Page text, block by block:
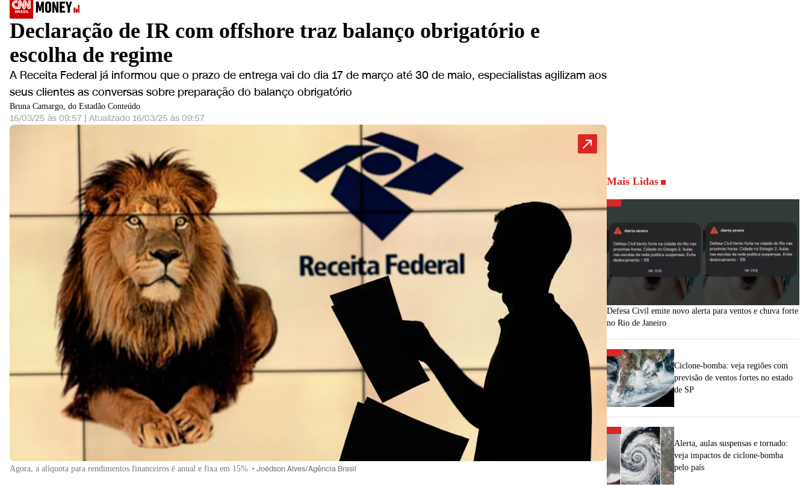
Declaração de IR com offshore traz balanço obrigatório e
escolha de regime
A Receita Federal já informou que o prazo de entrega vai do dia 17 de março até 30 de maio, especialistas agilizam aos
seus clientes as conversas sobre preparação do balanço obrigatório
Bruna Camargo, do Estadão Conteúdo
16/03/25 às 09:57 | Atualizado 16/03/25 às 09:57
Agora, a alíquota para rendimentos financeiros é anual e fixa em 15% •Joédson Alves/Agência Brasil
Mais Lidas
Defesa Civil emite novo alerta para ventos e chuva forte
no Rio de Janeiro
Ciclone-bomba: veja regiões com
previsão de ventos fortes no estado
de SP
Alerta, aulas suspensas e tornado:
veja impactos de ciclone-bomba
pelo país